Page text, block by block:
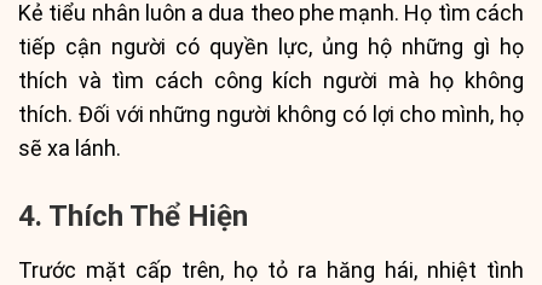
Kẻ tiểu nhân luôn a dua theo phe mạnh. Họ tìm cách
tiếp cận người có quyền lực, ủng hộ những gì họ
thích và tìm cách công kích người mà họ không
thích. Đối với những người không có lợi cho mình, họ
sẽ xa lánh.
4. Thích Thể Hiện
Trước mặt cấp trên, họ tỏ ra hăng hái, nhiệt tình